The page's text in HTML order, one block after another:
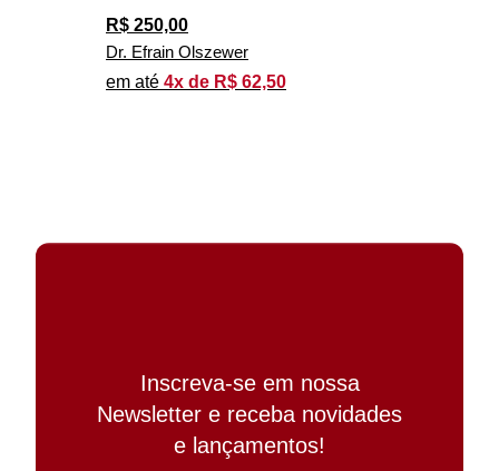
R$ 250,00
Dr. Efrain Olszewer
em até 4x de R$ 62,50
Inscreva-se em nossa
Newsletter e receba novidades
e lançamentos!